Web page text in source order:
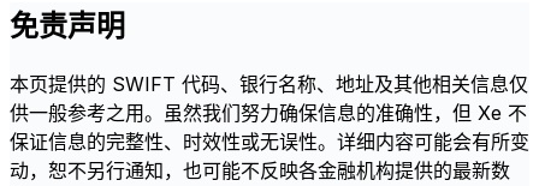
免责声明
本页提供的 SWIFT 代码、银行名称、地址及其他相关信息仅
供一般参考之用。虽然我们努力确保信息的准确性，但 Xe 不
保证信息的完整性、时效性或无误性。详细内容可能会有所变
动，恕不另行通知，也可能不反映各金融机构提供的最新数